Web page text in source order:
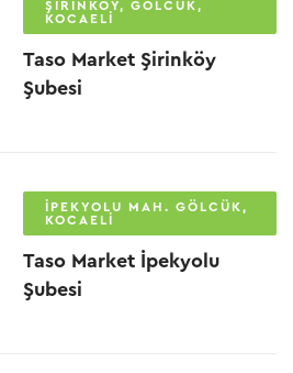
ŞIRINKÖY, GÖLCÜK,
KOCAELI
Taso Market Şirinköy
Şubesi
İPEKYOLU MAH. GÖLCÜK,
KOCAELI
Taso Market İpekyolu
Şubesi